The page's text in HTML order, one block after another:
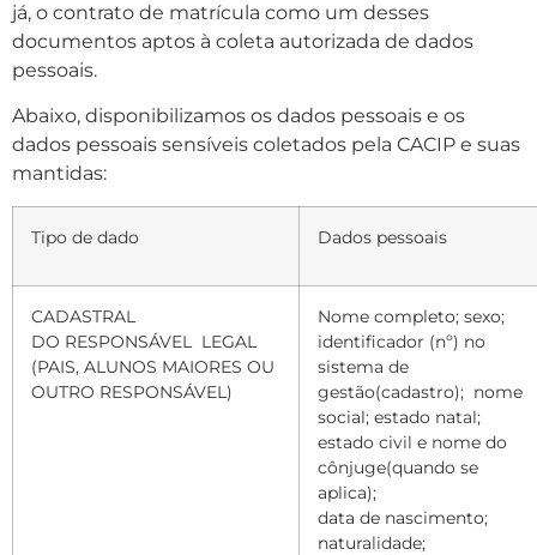
já, o contrato de matrícula como um desses
documentos aptos à coleta autorizada de dados
pessoais.
Abaixo, disponibilizamos os dados pessoais e os
dados pessoais sensíveis coletados pela CACIP e suas
mantidas:
Tipo de dado Dados pessoais
CADASTRAL
DO RESPONSÁVEL LEGAL
(PAIS, ALUNOS MAIORES OU
OUTRO RESPONSÁVEL)
Nome completo; sexo;
identificador (nº) no
sistema de
gestão(cadastro); nome
social; estado natal;
estado civil e nome do
cônjuge(quando se
aplica);
data de nascimento;
naturalidade;